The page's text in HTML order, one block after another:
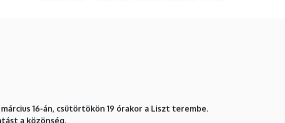
16-án, csütörtökön 19 órakor a Liszt terembe.
a közönség.